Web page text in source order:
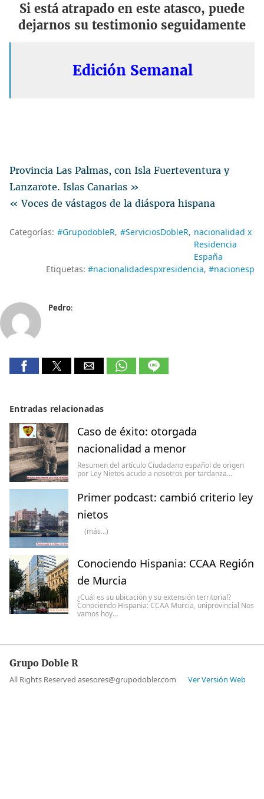
Si está atrapado en este atasco, puede
dejarnos su testimonio seguidamente
Edición Semanal
Provincia Las Palmas, con Isla Fuerteventura y
Lanzarote. Islas Canarias »
« Voces de vástagos de la diáspora hispana
Categorías: #GrupodobleR #ServiciosDobleR ​nacionalidad x
Residencia
España
Etiquetas: #nacionalidadespxresidencia #nacionesp
Pedro:
Entradas relacionadas
Caso de éxito: otorgada
nacionalidad a menor
Resumen del artículo Ciudadano español de origen
por Ley Nietos acude a nosotros por tardanza…
Primer podcast: cambió criterio ley
nietos
(más…)
Conociendo Hispania: CCAA Región
de Murcia
¿Cuál es su ubicación y su extensión territorial?
Conociendo Hispania: CCAA Murcia, uniprovincial Nos
vamos hoy…
Grupo Doble R
All Rights Reserved asesores@grupodobler.com Ver Versión Web